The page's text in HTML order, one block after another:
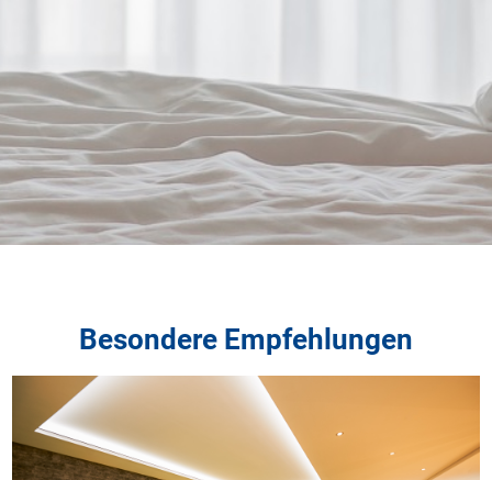
Besondere Empfehlungen